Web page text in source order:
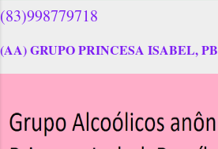
(83)998779718
(AA) GRUPO PRINCESA ISABEL, PB